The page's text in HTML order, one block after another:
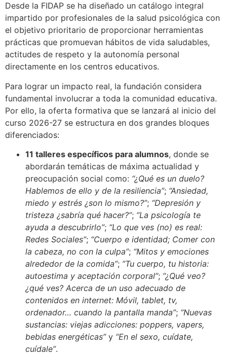
Desde la FIDAP se ha diseñado un catálogo integral
impartido por profesionales de la salud psicológica con
el objetivo prioritario de proporcionar herramientas
prácticas que promuevan hábitos de vida saludables,
actitudes de respeto y la autonomía personal
directamente en los centros educativos.
Para lograr un impacto real, la fundación considera
fundamental involucrar a toda la comunidad educativa.
Por ello, la oferta formativa que se lanzará al inicio del
curso 2026-27 se estructura en dos grandes bloques
diferenciados:
11 talleres específicos para alumnos, donde se
abordarán temáticas de máxima actualidad y
preocupación social como: “¿Qué es un duelo?
Hablemos de ello y de la resiliencia”; “Ansiedad,
miedo y estrés ¿son lo mismo?”; “Depresión y
tristeza ¿sabría qué hacer?”; “La psicología te
ayuda a descubrirlo”; “Lo que ves (no) es real:
Redes Sociales”; “Cuerpo e identidad; Comer con
la cabeza, no con la culpa”; “Mitos y emociones
alrededor de la comida”; ”Tu cuerpo, tu historia:
autoestima y aceptación corporal”; ”¿Qué veo?
¿qué ves? Acerca de un uso adecuado de
contenidos en internet: Móvil, tablet, tv,
ordenador… cuando la pantalla manda”; “Nuevas
sustancias: viejas adicciones: poppers, vapers,
bebidas energéticas”y “En el sexo, cuídate,
cuídale”.